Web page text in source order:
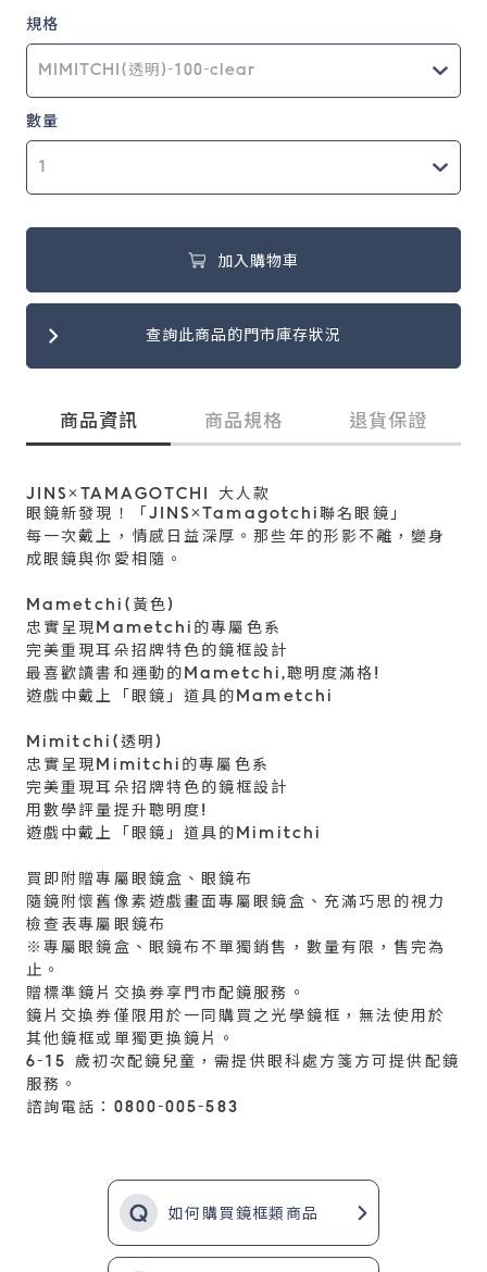
規格
數量
加入購物車
查詢此商品的門市庫存狀況
商品資訊 商品規格 退貨保證
JINS×TAMAGOTCHI 大人款
眼鏡新發現！「JINS×Tamagotchi聯名眼鏡」
每一次戴上，情感日益深厚。那些年的形影不離，變身
成眼鏡與你愛相隨。
Mametchi(黃色)
忠實呈現Mametchi的專屬色系
完美重現耳朵招牌特色的鏡框設計
最喜歡讀書和運動的Mametchi,聰明度滿格!
遊戲中戴上「眼鏡」道具的Mametchi
Mimitchi(透明)
忠實呈現Mimitchi的專屬色系
完美重現耳朵招牌特色的鏡框設計
用數學評量提升聰明度!
遊戲中戴上「眼鏡」道具的Mimitchi
買即附贈專屬眼鏡盒、眼鏡布
隨鏡附懷舊像素遊戲畫面專屬眼鏡盒、充滿巧思的視力
檢查表專屬眼鏡布
※專屬眼鏡盒、眼鏡布不單獨銷售，數量有限，售完為
止。
贈標準鏡片交換券享門市配鏡服務。
鏡片交換券僅限用於一同購買之光學鏡框，無法使用於
其他鏡框或單獨更換鏡片。
6-15 歲初次配鏡兒童，需提供眼科處方箋方可提供配鏡
服務。
諮詢電話：0800-005-583
如何購買鏡框類商品